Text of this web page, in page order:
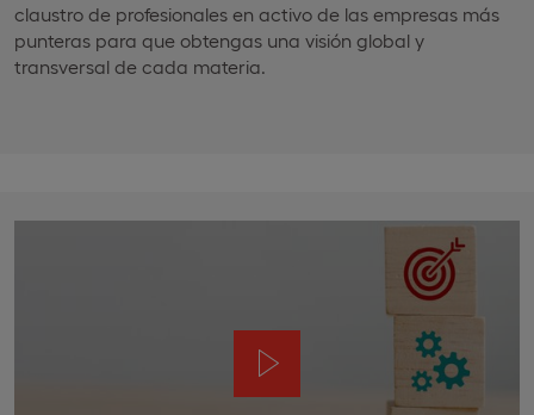
claustro de profesionales en activo de las empresas más
punteras para que obtengas una visión global y
transversal de cada materia.